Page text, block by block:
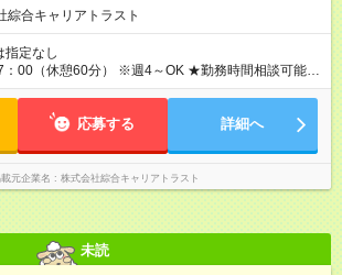
綜合キャリアトラスト
指定なし
：00（休憩60分） ※週4～OK ★勤務時間相談可能で
軽にご相談ください
応募する 詳細へ
元企業名 株式会社綜合キャリアトラスト
未読